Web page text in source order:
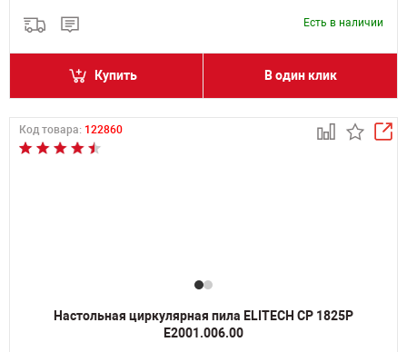
Есть в наличии
Купить В один клик
Код товара: 122860
Настольная циркулярная пила ELITECH СР 1825Р
E2001.006.00